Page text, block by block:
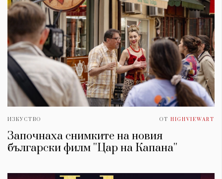
ИЗКУСТВО ОТ HIGHVIEWART
Започнаха снимките на новия
български филм ''Цар на Капана''